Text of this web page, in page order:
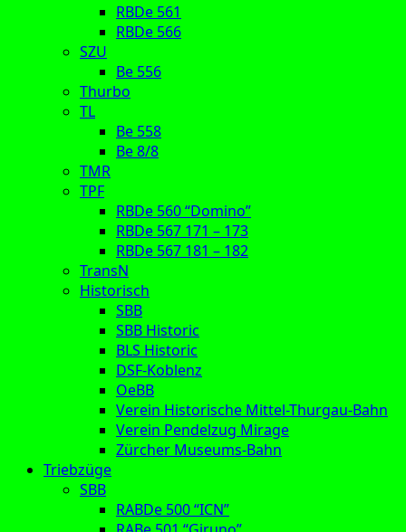
RBDe 561
RBDe 566
SZU
Be 556
Thurbo
TL
Be 558
Be 8/8
TMR
TPF
RBDe 560 “Domino”
RBDe 567 171 – 173
RBDe 567 181 – 182
TransN
Historisch
SBB
SBB Historic
BLS Historic
DSF-Koblenz
OeBB
Verein Historische Mittel-Thurgau-Bahn
Verein Pendelzug Mirage
Zürcher Museums-Bahn
Triebzüge
SBB
RABDe 500 “ICN”